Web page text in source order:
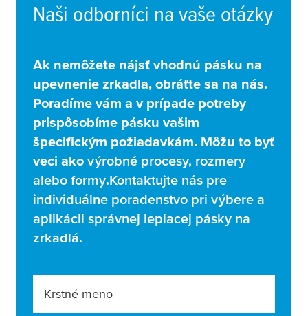
Naši odborníci na vaše otázky
Ak nemôžete nájsť vhodnú pásku na
upevnenie zrkadla, obráťte sa na nás.
Poradíme vám a v prípade potreby
prispôsobíme pásku vašim
špecifickým požiadavkám. Môžu to byť
veci ako výrobné procesy, rozmery
alebo formy.Kontaktujte nás pre
individuálne poradenstvo pri výbere a
aplikácii správnej lepiacej pásky na
zrkadlá.
Krstné meno